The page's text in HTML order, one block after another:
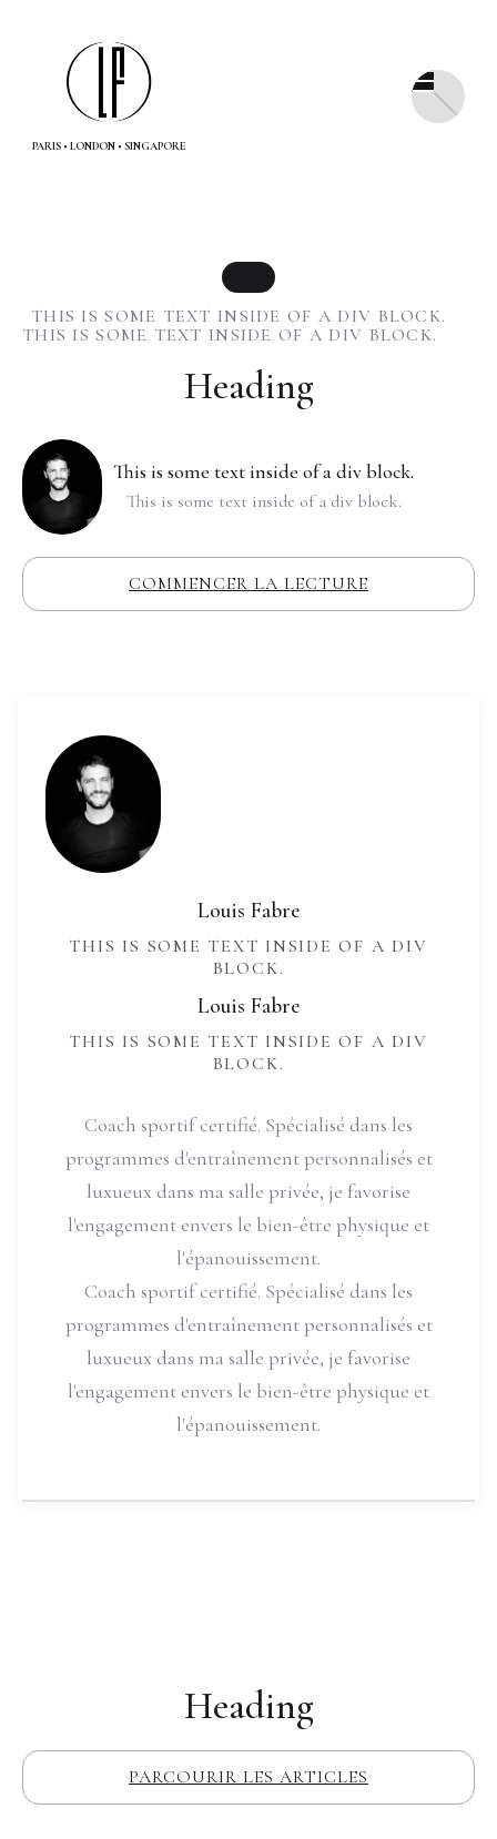
PARIS • LONDON • SINGAPORE
THIS IS SOME TEXT INSIDE OF A DIV BLOCK.
THIS IS SOME TEXT INSIDE OF A DIV BLOCK.
Heading
This is some text inside of a div block.
This is some text inside of a div block.
COMMENCER LA LECTURE
Louis Fabre
THIS IS SOME TEXT INSIDE OF A DIV
BLOCK.
Louis Fabre
THIS IS SOME TEXT INSIDE OF A DIV
BLOCK.
Coach sportif certifié. Spécialisé dans les
programmes d'entraînement personnalisés et
luxueux dans ma salle privée, je favorise
l'engagement envers le bien-être physique et
l'épanouissement.
Coach sportif certifié. Spécialisé dans les
programmes d'entraînement personnalisés et
luxueux dans ma salle privée, je favorise
l'engagement envers le bien-être physique et
l'épanouissement.
Heading
PARCOURIR LES ARTICLES